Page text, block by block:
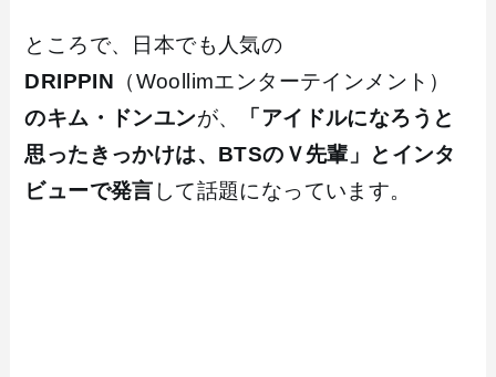
ところで、日本でも人気の
DRIPPIN （Woollimエンターテインメント）
のキム・ドンユンが、
「アイドルになろうと
思ったきっかけは、BTSのＶ先輩」とインタ
ビューで発言 して話題になっています。